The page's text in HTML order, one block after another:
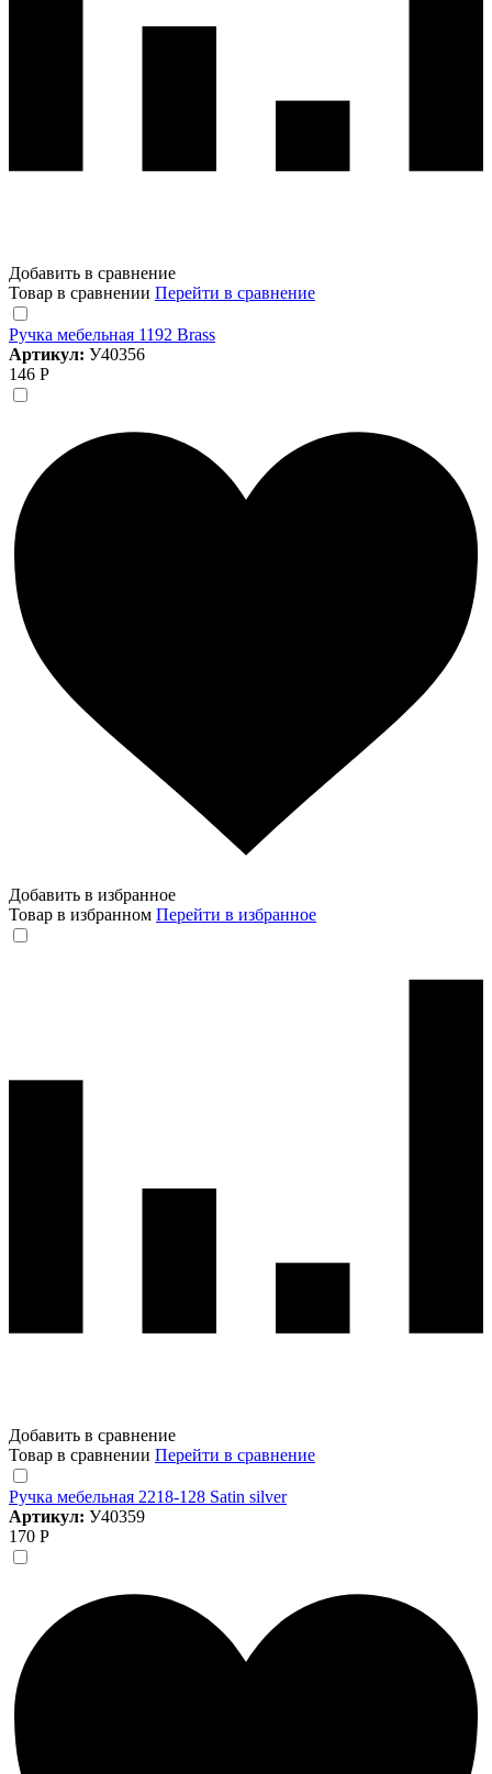
Добавить в сравнение
Товар в сравнении Перейти в сравнение
Ручка мебельная 1192 Brass
Артикул: У40356
146 Р
Добавить в избранное
Товар в избранном Перейти в избранное
Добавить в сравнение
Товар в сравнении Перейти в сравнение
Ручка мебельная 2218-128 Satin silver
Артикул: У40359
170 Р